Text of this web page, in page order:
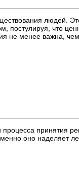
людей.
постулируя, что
не менее важна,
процесса принятия
оно наделяет